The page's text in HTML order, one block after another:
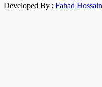
Developed By : Fahad Hossain